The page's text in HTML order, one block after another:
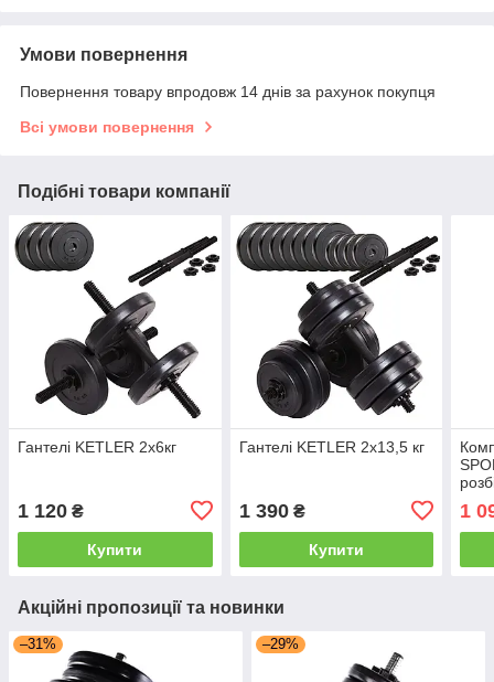
Умови повернення
Повернення товару впродовж 14 днів за рахунок покупця
Всі умови повернення
Подібні товари компанії
Гантелі KETLER 2x6кг
1 120 ₴
Купити
Гантелі KETLER 2x13,5 кг
1 390₴
Купити
1
Акційні пропозиції та новинки
–31% –29%